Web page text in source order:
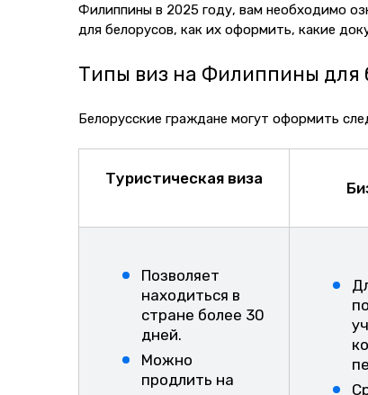
Филиппины в 2025 году, вам необходимо
для белорусов, как их оформить, какие
Типы виз на Филиппины для
Белорусские граждане могут оформить
Туристическая виза
Позволяет
находиться в
стране более 30
дней.
Можно
продлить на